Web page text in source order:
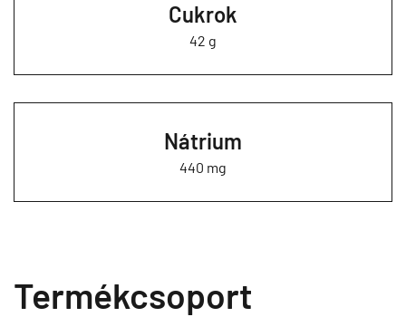
Cukrok
42 g
Nátrium
440 mg
Termékcsoport